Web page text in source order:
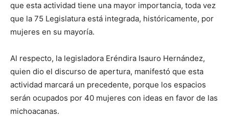
que esta actividad tiene una mayor importancia, toda vez
que la 75 Legislatura está integrada, históricamente, por
mujeres en su mayoría.
Al respecto, la legisladora Eréndira Isauro Hernández,
quien dio el discurso de apertura, manifestó que esta
actividad marcará un precedente, porque los espacios
serán ocupados por 40 mujeres con ideas en favor de las
michoacanas.